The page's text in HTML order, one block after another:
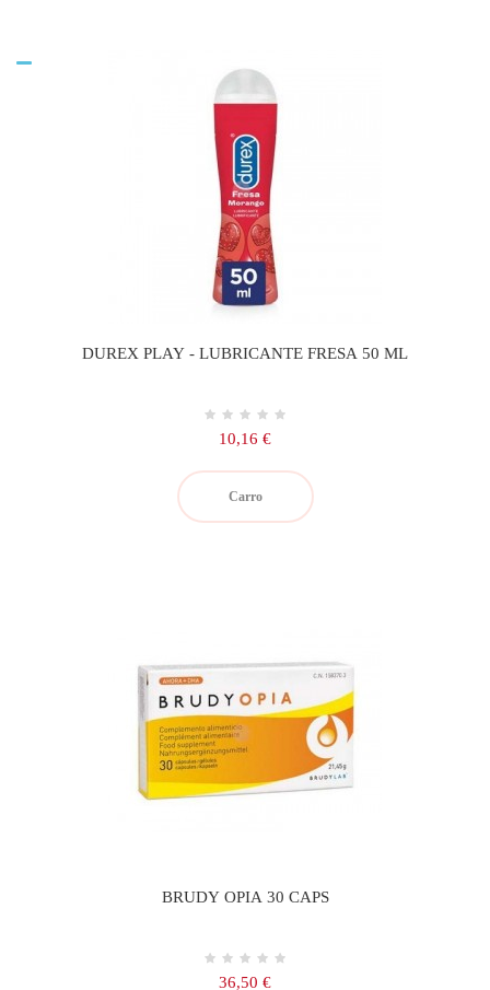
DUREX PLAY - LUBRICANTE FRESA 50 ML
Precio
10,16 €
Carro
BRUDY OPIA 30 CAPS
Precio
36,50 €